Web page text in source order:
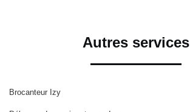
Autres services
Brocanteur Izy